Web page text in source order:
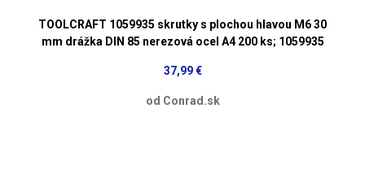
TOOLCRAFT 1059935 skrutky s plochou hlavou M6 30
mm drážka DIN 85 nerezová ocel A4 200 ks; 1059935
37,99 €
od Conrad.sk